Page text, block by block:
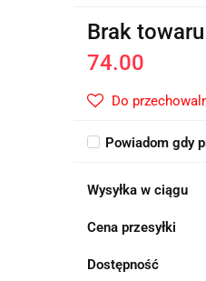
Brak towaru
74.00
Do
Powiadom gdy
Wysyłka w ciągu
Cena przesyłki
Dostępność